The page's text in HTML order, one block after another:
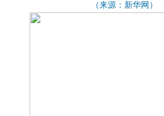
（来源：新华网）